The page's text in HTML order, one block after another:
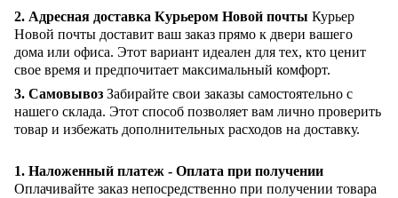
2. Адресная доставка Курьером Новой почты Курьер
Новой почты доставит ваш заказ прямо к двери вашего
дома или офиса. Этот вариант идеален для тех, кто ценит
свое время и предпочитает максимальный комфорт.
3. Самовывоз Забирайте свои заказы самостоятельно с
нашего склада. Этот способ позволяет вам лично проверить
товар и избежать дополнительных расходов на доставку.
1. Наложенный платеж - Оплата при получении
Оплачивайте заказ непосредственно при получении товара